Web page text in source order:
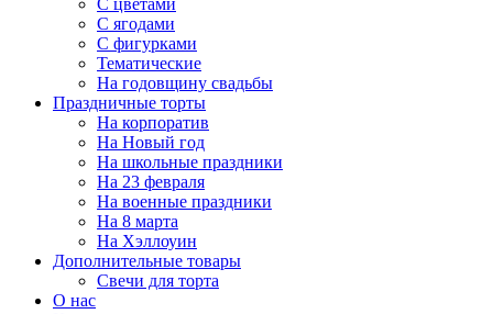
С цветами
С ягодами
С фигурками
Тематические
На годовщину свадьбы
Праздничные торты
На корпоратив
На Новый год
На школьные праздники
На 23 февраля
На военные праздники
На 8 марта
На Хэллоуин
Дополнительные товары
Свечи для торта
О нас